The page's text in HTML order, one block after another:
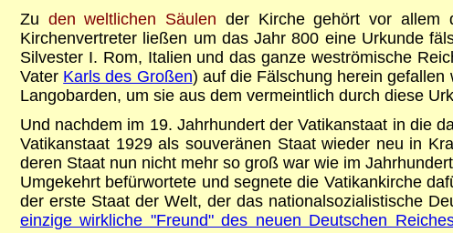
Zu den weltlichen Säulen der Kirche gehört vor allem
Kirchenvertreter ließen um das Jahr 800 eine Urkunde
Silvester I. Rom, Italien und das ganze weströmische
Vater Karls des Großen) auf die Fälschung herein
Langobarden, um sie aus dem vermeintlich durch diese
Und nachdem im 19. Jahrhundert der Vatikanstaat in die
Vatikanstaat 1929 als souveränen Staat wieder neu in
deren Staat nun nicht mehr so groß war wie im
Umgekehrt befürwortete und segnete die Vatikankirche
der erste Staat der Welt, der das nationalsozialistische
einzige wirkliche "Freund" des neuen Deutschen